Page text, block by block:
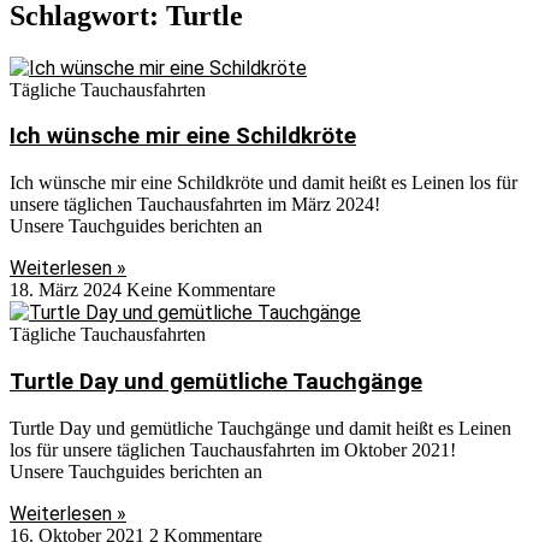
Schlagwort: Turtle
Tägliche Tauchausfahrten
Ich wünsche mir eine Schildkröte
Ich wünsche mir eine Schildkröte und damit heißt es Leinen los für
unsere täglichen Tauchausfahrten im März 2024!
Unsere Tauchguides berichten an
Weiterlesen »
18. März 2024 Keine Kommentare
Tägliche Tauchausfahrten
Turtle Day und gemütliche Tauchgänge
Turtle Day und gemütliche Tauchgänge und damit heißt es Leinen
los für unsere täglichen Tauchausfahrten im Oktober 2021!
Unsere Tauchguides berichten an
Weiterlesen »
16. Oktober 2021 2 Kommentare